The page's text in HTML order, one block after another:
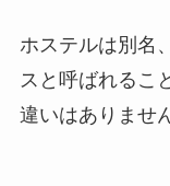
ホステルは別名
スと呼ばれるこ
違いはありませ